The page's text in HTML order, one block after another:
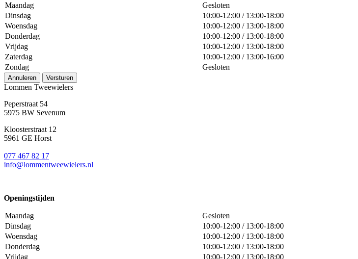
Maandag
Gesloten
Dinsdag
10:00-12:00 / 13:00-18:00
Woensdag
10:00-12:00 / 13:00-18:00
Donderdag
10:00-12:00 / 13:00-18:00
Vrijdag
10:00-12:00 / 13:00-18:00
Zaterdag
10:00-12:00 / 13:00-16:00
Zondag
Gesloten
Annuleren Versturen
Lommen Tweewielers
Peperstraat 54
5975 BW Sevenum
Kloosterstraat 12
5961 GE Horst
077 467 82 17
info@lommentweewielers.nl
Openingstijden
Maandag
Gesloten
Dinsdag
10:00-12:00 / 13:00-18:00
Woensdag
10:00-12:00 / 13:00-18:00
Donderdag
10:00-12:00 / 13:00-18:00
Vrijdag
10:00-12:00 / 13:00-18:00